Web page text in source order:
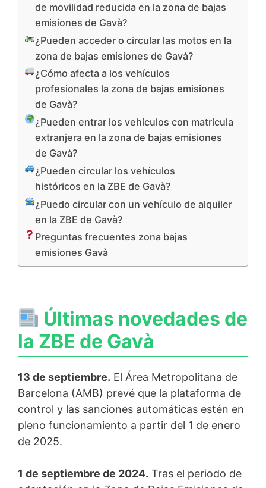
de movilidad reducida en la zona de bajas
emisiones de Gavà?
¿Pueden acceder o circular las motos en la
zona de bajas emisiones de Gavà?
¿Cómo afecta a los vehículos
profesionales la zona de bajas emisiones
de Gavà?
¿Pueden entrar los vehículos con matrícula
extranjera en la zona de bajas emisiones
de Gavà?
¿Pueden circular los vehículos
históricos en la ZBE de Gavà?
¿Puedo circular con un vehículo de alquiler
en la ZBE de Gavà?
Preguntas frecuentes zona bajas
emisiones Gavà
Últimas novedades de
la ZBE de Gavà
13 de septiembre. El Área Metropolitana de
Barcelona (AMB) prevé que la plataforma de
control y las sanciones automáticas estén en
pleno funcionamiento a partir del 1 de enero
de 2025.
1 de septiembre de 2024. Tras el periodo de